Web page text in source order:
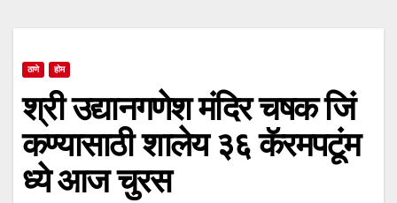
ठाणे होम
श्री उद्यानगणेश मंदिर चषक जिं
कण्यासाठी शालेय ३६ कॅरमपटूंम
ध्ये आज चुरस